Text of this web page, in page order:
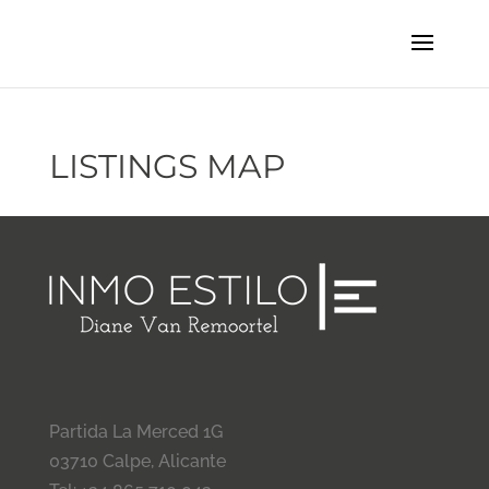
LISTINGS MAP
Partida La Merced 1G
03710 Calpe, Alicante